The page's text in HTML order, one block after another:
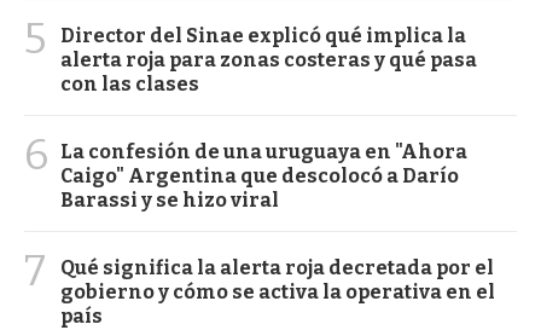
5
Director del Sinae explicó qué implica la
alerta roja para zonas costeras y qué pasa
con las clases
6
La confesión de una uruguaya en "Ahora
Caigo" Argentina que descolocó a Darío
Barassi y se hizo viral
7
Qué significa la alerta roja decretada por el
gobierno y cómo se activa la operativa en el
país